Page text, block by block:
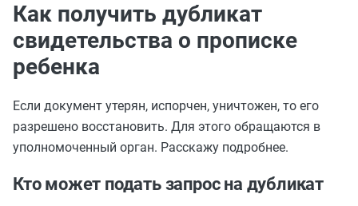
Как получить дубликат
свидетельства о прописке
ребенка
Если документ утерян, испорчен, уничтожен, то его
разрешено восстановить. Для этого обращаются в
уполномоченный орган. Расскажу подробнее.
Кто может подать запрос на дубликат